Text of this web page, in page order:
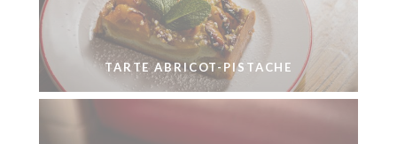
TARTE ABRICOT-PISTACHE